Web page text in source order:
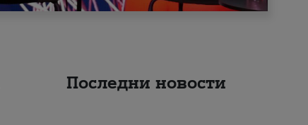
Последни новости